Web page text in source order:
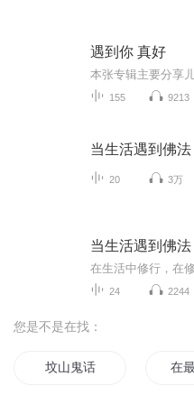
遇到你 真好
155 9213
当生活遇到佛法
20 3万
当生活遇到佛法
在生活中修行，在
24 2244
您是不是在找：
坟山鬼话 在